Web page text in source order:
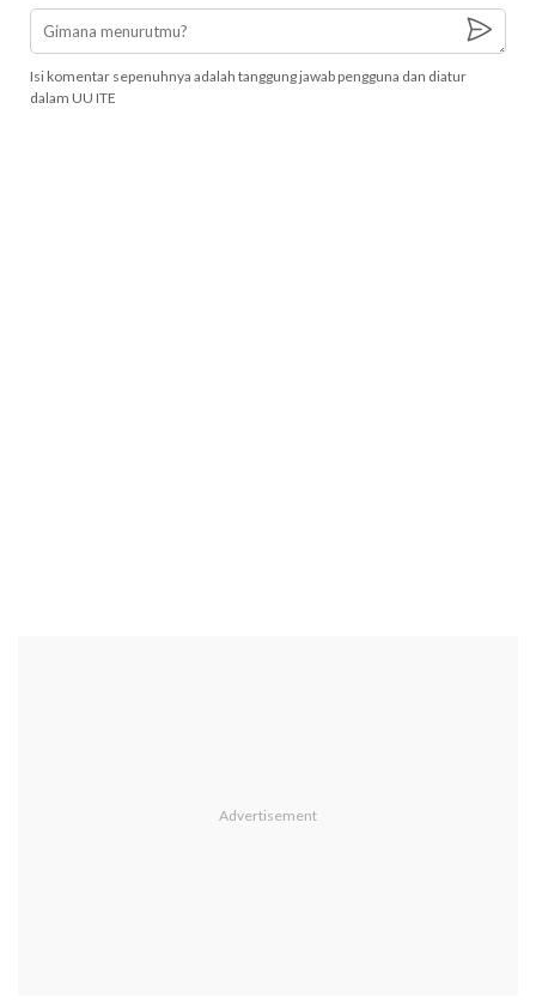
Isi komentar sepenuhnya adalah tanggung jawab pengguna dan diatur
dalam UU ITE